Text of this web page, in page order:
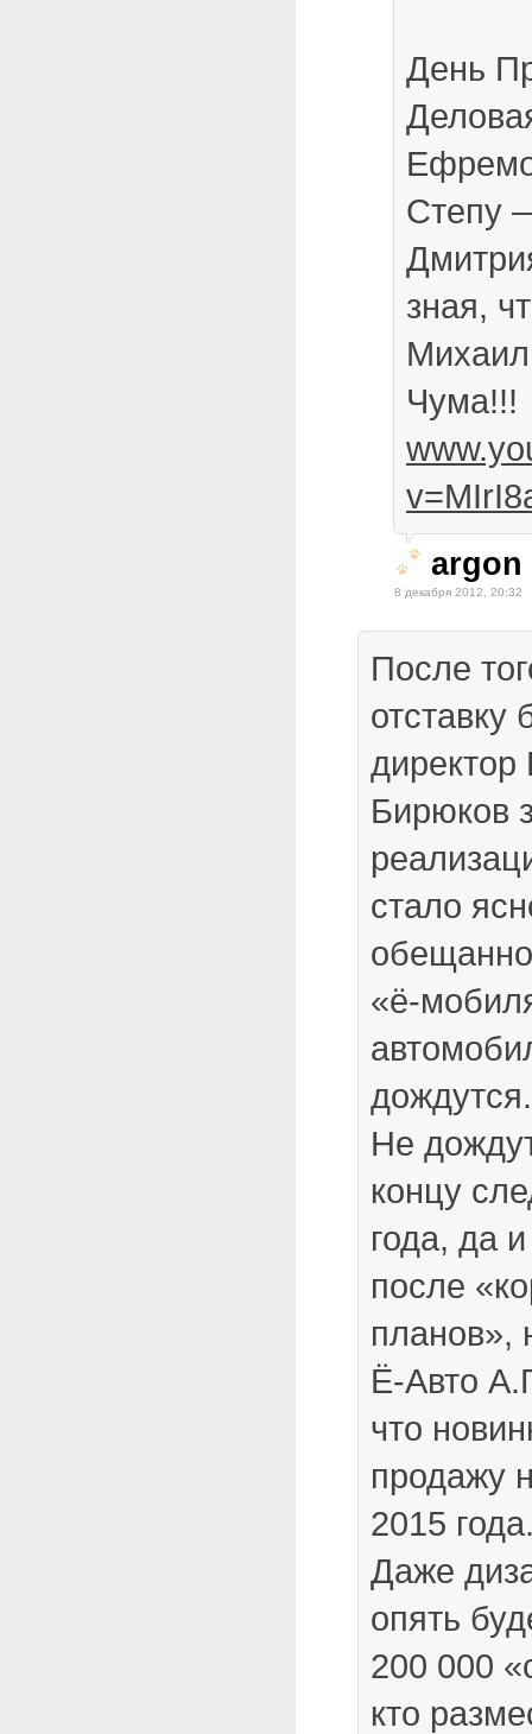
День
Степу
зная,
Чума!!!
argon
8 декабря 2012, 20:32
После
отставку
Бирюков
стало
«ё-
дождутся.
Не
концу
года, да
после
планов»,
Ё-Авто
что
продажу
2015
Даже
опять
200 000
кто